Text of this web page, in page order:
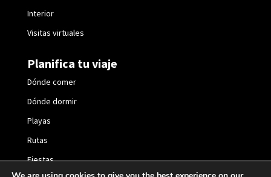
Interior
Visitas virtuales
Planifica tu viaje
Dónde comer
Dónde dormir
Playas
Rutas
Fiestas